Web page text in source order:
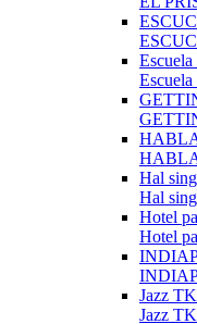
Hal
Hal
Hotel
Hotel
Jazz TK
Jazz TK